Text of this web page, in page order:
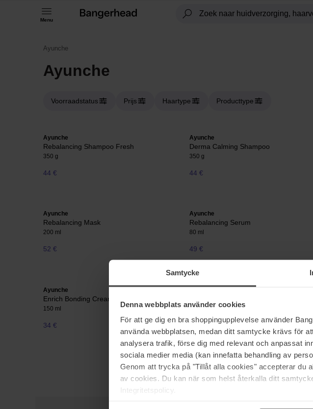
Samtycke
Denna webbplats använder cookies
För att ge dig en bra shoppingupplevelse använder
använda webbplatsen, medan ditt samtycke krävs för
analysera trafik, förse dig med relevant och anpassat
sociala medier media (kan innefatta behandling av
Genom att trycka på "Tillåt alla cookies" accepterar du
av cookies. Du kan när som helst återkalla ditt
Integritetspolicy.
Menu
Ayunche
Ayunche
Voorraadstatus Prijs Haartype Producttype
Ayunche
Rebalancing Shampoo Fresh
350 g
44 €
Ayunche
Derma Calming Shampoo
350 g
44 €
Ayunche
Rebalancing Mask
200 ml
52 €
Ayunche
Rebalancing Serum
80 ml
49 €
Ayunche
Enrich Bonding Cream
150 ml
34 € Niet op voorraad
80 ml